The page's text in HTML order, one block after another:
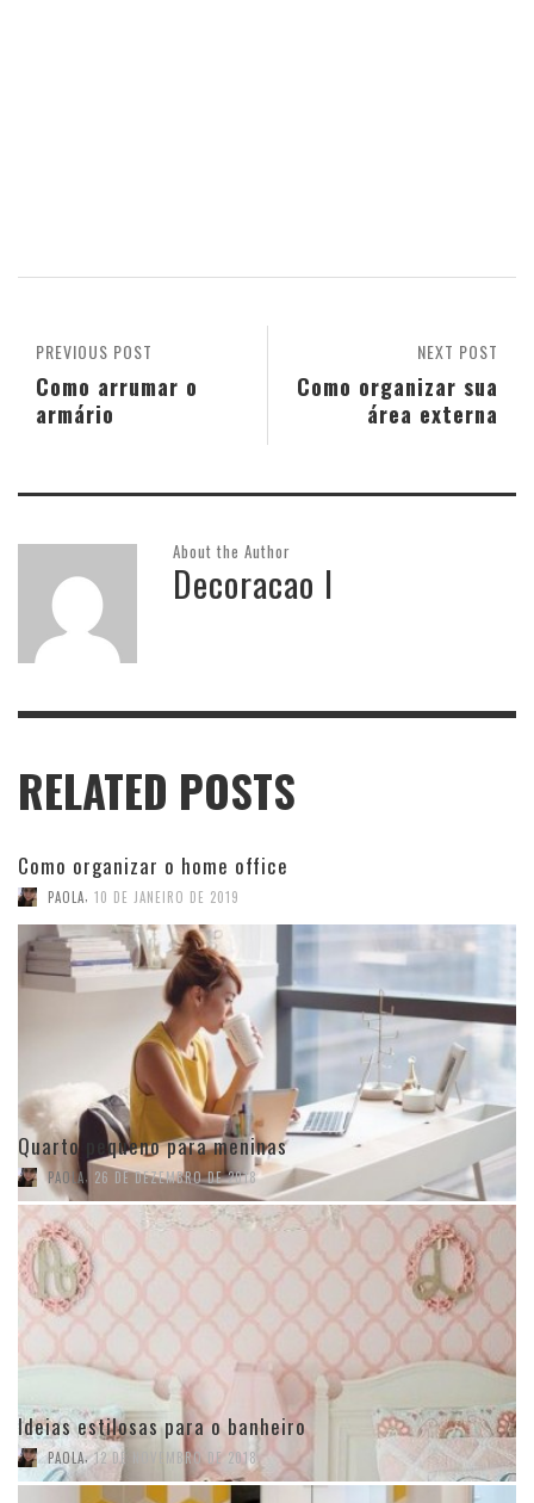
NEXT POST
Como organizar sua
área externa
PREVIOUS POST
Como arrumar o
armário
About the Author
Decoracao I
RELATED POSTS
Como organizar o home office
PAOLA, 10 DE JANEIRO DE 2019
Quarto pequeno para meninas
PAOLA, 26 DE DEZEMBRO DE 2018
Ideias estilosas para o banheiro
PAOLA, 12 DE NOVEMBRO DE 2018